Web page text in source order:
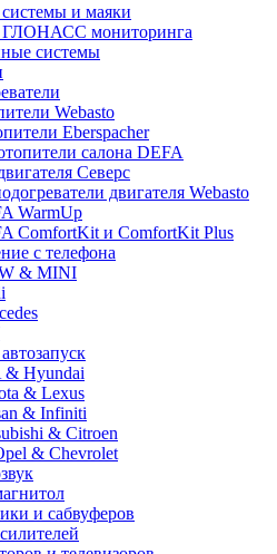
и маяки
ГЛОНАСС мониторинга
системы
Webasto
Eberspacher
салона DEFA
Северс
двигателя Webasto
WarmUp
ComfortKit и ComfortKit Plus
с телефона
& MINI
& Hyundai
& Lexus
& Infiniti
& Citroen
& Chevrolet
и сабвуферов